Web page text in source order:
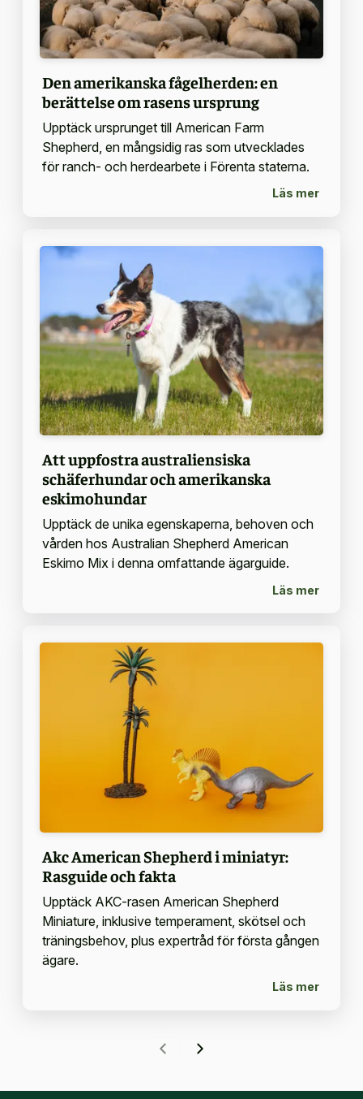
Den amerikanska fågelherden: en
berättelse om rasens ursprung
Upptäck ursprunget till American Farm
Shepherd, en mångsidig ras som utvecklades
för ranch- och herdearbete i Förenta staterna.
Läs mer
Att uppfostra australiensiska
schäferhundar och amerikanska
eskimohundar
Upptäck de unika egenskaperna, behoven och
vården hos Australian Shepherd American
Eskimo Mix i denna omfattande ägarguide.
Läs mer
Akc American Shepherd i miniatyr:
Rasguide och fakta
Upptäck AKC-rasen American Shepherd
Miniature, inklusive temperament, skötsel och
träningsbehov, plus expertråd för första gången
ägare.
Läs mer